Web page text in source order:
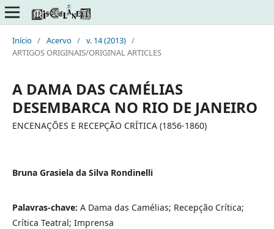
Início / Acervo / v. 14 (2013) /
ARTIGOS ORIGINAIS/ORIGINAL ARTICLES
A DAMA DAS CAMÉLIAS
DESEMBARCA NO RIO DE JANEIRO
ENCENAÇÕES E RECEPÇÃO CRÍTICA (1856-1860)
Bruna Grasiela da Silva Rondinelli
Palavras-chave: A Dama das Camélias; Recepção Crítica;
Crítica Teatral; Imprensa